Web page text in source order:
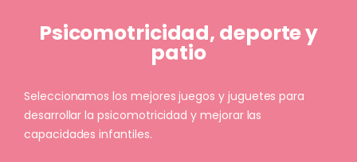
Psicomotricidad, deporte y
patio
Seleccionamos los mejores juegos y juguetes para
desarrollar la psicomotricidad y mejorar las
capacidades infantiles.